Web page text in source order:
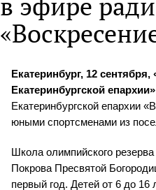
Екатеринбург, 12
Екатеринбургской
Екатеринбургской епархии
юными спортсменами из
Школа олимпийского
Покрова Пресвятой
первый год. Детей от 6 до